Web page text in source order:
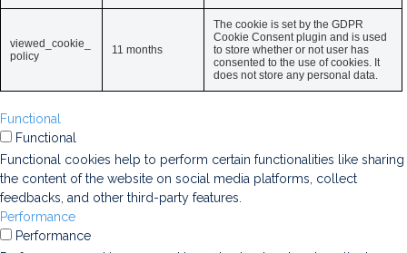
viewed_cookie_
policy
11 months
The cookie is set by the GDPR
Cookie Consent plugin and is used
to store whether or not user has
consented to the use of cookies. It
does not store any personal data.
Functional
Functional
Functional cookies help to perform certain functionalities like sharing
the content of the website on social media platforms, collect
feedbacks, and other third-party features.
Performance
Performance